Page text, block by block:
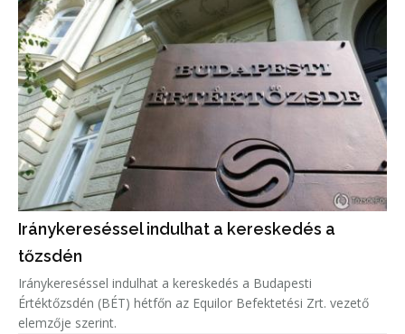
Iránykereséssel indulhat a kereskedés a
tőzsdén
Iránykereséssel indulhat a kereskedés a Budapesti
Értéktőzsdén (BÉT) hétfőn az Equilor Befektetési Zrt. vezető
elemzője szerint.